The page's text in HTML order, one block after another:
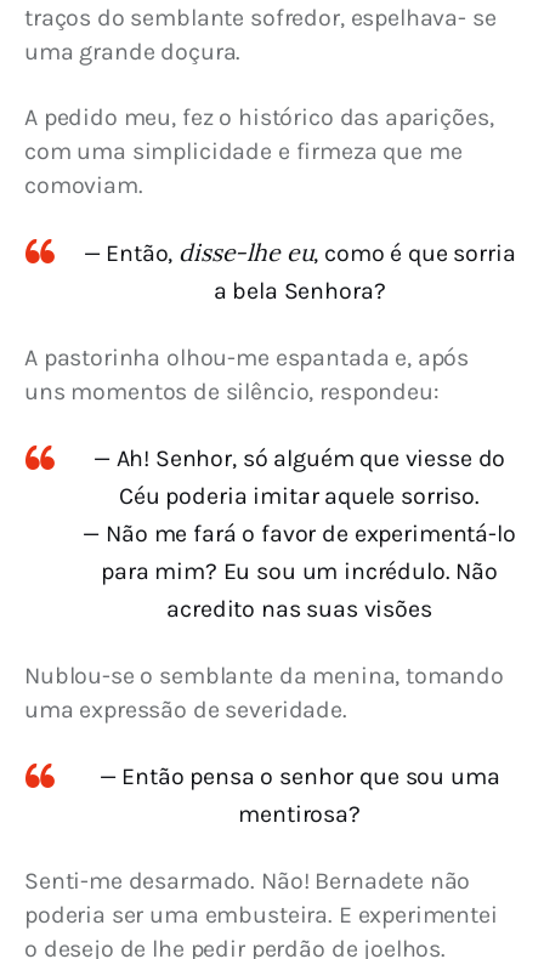
traços do semblante sofredor, espelhava- se
uma grande doçura.
A pedido meu, fez o histórico das aparições,
com uma simplicidade e firmeza que me
comoviam.
— Então, disse-lhe eu, como é que sorria
a bela Senhora?
A pastorinha olhou-me espantada e, após
uns momentos de silêncio, respondeu:
— Ah! Senhor, só alguém que viesse do
Céu poderia imitar aquele sorriso.
— Não me fará o favor de experimentá-lo
para mim? Eu sou um incrédulo. Não
acredito nas suas visões
Nublou-se o semblante da menina, tomando
uma expressão de severidade.
— Então pensa o senhor que sou uma
mentirosa?
Senti-me desarmado. Não! Bernadete não
poderia ser uma embusteira. E experimentei
o desejo de lhe pedir perdão de joelhos.